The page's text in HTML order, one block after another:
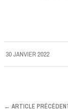
30 JANVIER 2022
← ARTICLE